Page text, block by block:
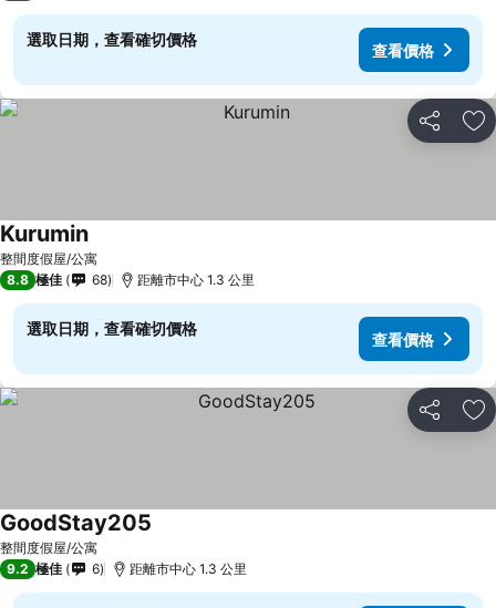
選取日期，查看確切價格
查看價格
分享 放
整間度假屋/公寓
Kurumin查看價格
8.8 極佳 68 距離市中心 1.3 公里
選取日期，查看確切價格
查看價格
分享 放
整間度假屋/公寓
GoodStay205
9.2 極佳 6 距離市中心 1.3 公里